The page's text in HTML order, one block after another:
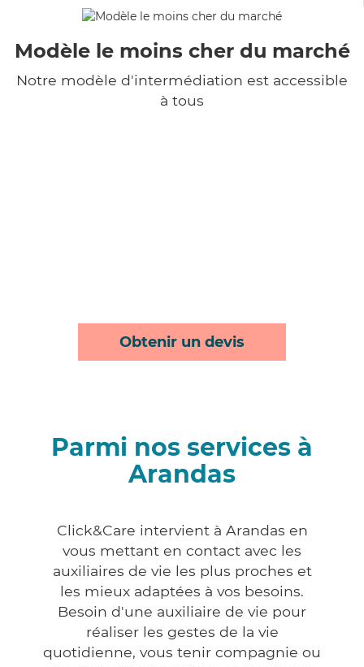
Modèle le moins cher du marché
Notre modèle d'intermédiation est accessible
à tous
Obtenir un devis
Parmi nos services à
Arandas
Click&Care intervient à Arandas en
vous mettant en contact avec les
auxiliaires de vie les plus proches et
les mieux adaptées à vos besoins.
Besoin d'une auxiliaire de vie pour
réaliser les gestes de la vie
quotidienne, vous tenir compagnie ou